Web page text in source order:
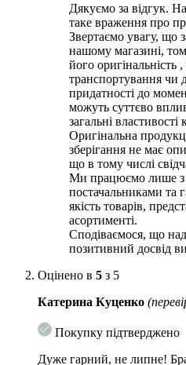
Дякуємо за відгук.
таке враження про
Звертаємо увагу, що
нашому магазині,
його оригінальність
транспортування чи
придатності до
можуть суттєво
загальні
Оригінальна
зберігання не має
що в тому числі
Ми працюємо лише з
постачальниками та
якість товарів,
асортименті.
Сподіваємося, що
позитивний досвід
Оцінено в 5 з 5
Катерина Куценко
Покупку підтверджено
Дуже гарний, не липне!